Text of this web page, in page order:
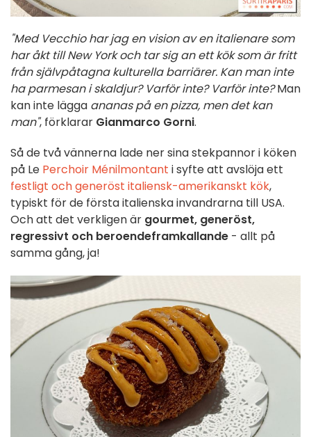
"Med Vecchio har jag en vision av en italienare som
har åkt till New York och tar sig an ett kök som är fritt
från självpåtagna kulturella barriärer. Kan man inte
ha parmesan i skaldjur? Varför inte? Varför inte?Man
kan inte lägga ananas på en pizza, men det kan
man", förklarar Gianmarco Gorni.
Så de två vännerna lade ner sina stekpannor i köken
på Le Perchoir Ménilmontant i syfte att avslöja ett
festligt och generöst italiensk-amerikanskt kök,
typiskt för de första italienska invandrarna till USA.
Och att det verkligen är gourmet, generöst,
regressivt och beroendeframkallande - allt på
samma gång, ja!